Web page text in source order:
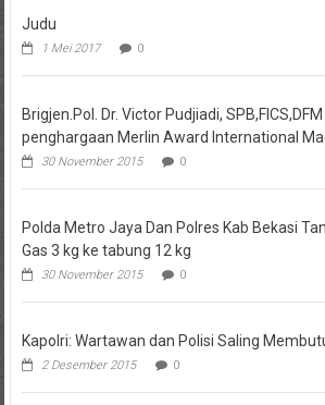
Judu
1 Mei 2017 0
Brigjen.Pol. Dr. Victor Pudjiadi,
penghargaan Merlin Award International
30 November 2015 0
Polda Metro Jaya Dan Polres Kab Bekasi
Gas 3 kg ke tabung 12 kg
30 November 2015 0
Kapolri: Wartawan dan Polisi Saling
2 Desember 2015 0